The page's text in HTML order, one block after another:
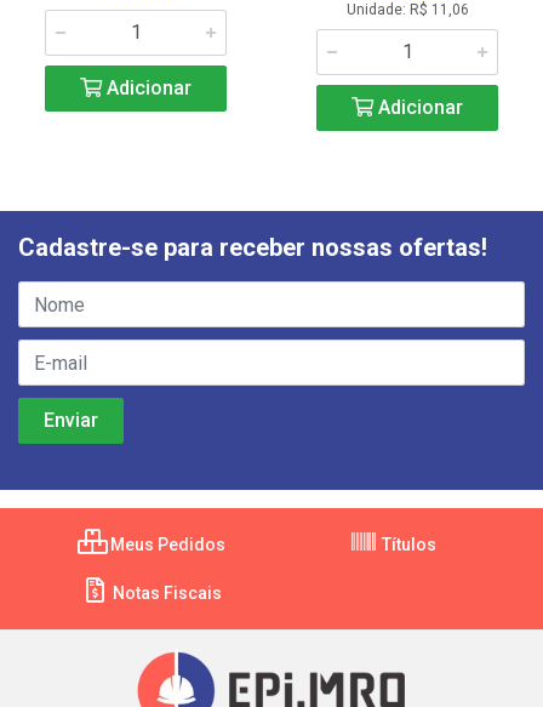
Adicionar
Unidade: R$ 11,06
Adicionar
Cadastre-se para receber nossas ofertas!
Meus Pedidos Títulos
Notas Fiscais